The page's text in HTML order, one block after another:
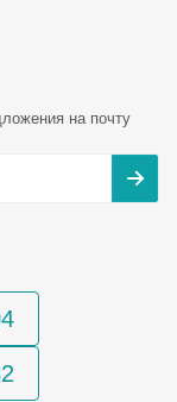
на почту